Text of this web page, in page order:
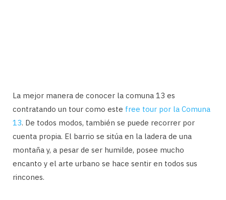
La mejor manera de conocer la comuna 13 es
contratando un tour como este free tour por la Comuna
13. De todos modos, también se puede recorrer por
cuenta propia. El barrio se sitúa en la ladera de una
montaña y, a pesar de ser humilde, posee mucho
encanto y el arte urbano se hace sentir en todos sus
rincones.